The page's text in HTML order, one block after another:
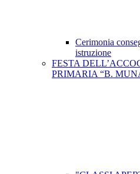
Cerimonia
istruzione
FESTA
PRIMARIA “B.